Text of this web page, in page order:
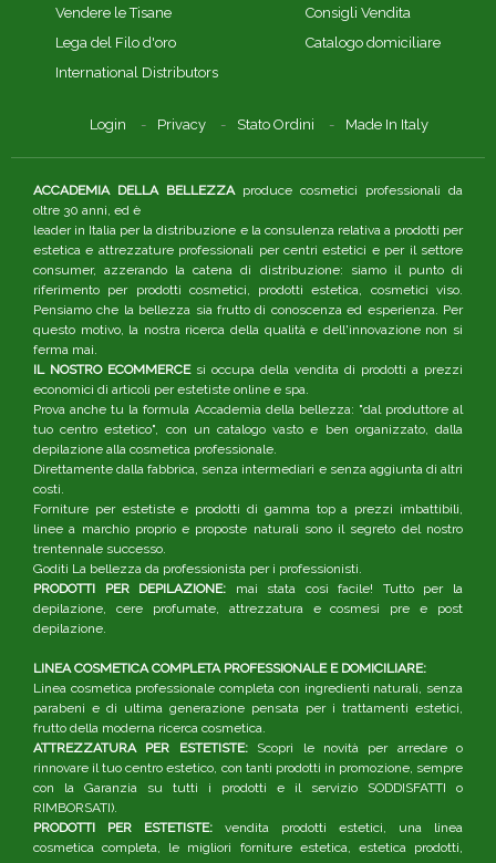
Vendere le Tisane
Lega del Filo d'oro
International Distributors
Consigli Vendita
Catalogo domiciliare
Login Privacy Stato Ordini Made In Italy
ACCADEMIA DELLA BELLEZZAproduce cosmetici professionali da
oltre 30 anni, ed è
leader in Italia per la distribuzione e la consulenza relativa a prodotti per
estetica e attrezzature professionali per centri estetici e per il settore
consumer, azzerando la catena di distribuzione: siamo il punto di
riferimento per prodotti cosmetici, prodotti estetica, cosmetici viso.
Pensiamo che la bellezza sia frutto di conoscenza ed esperienza. Per
questo motivo, la nostra ricerca della qualità e dell'innovazione non si
ferma mai.
IL NOSTRO ECOMMERCEsi occupa della vendita di prodotti a prezzi
economici di articoli per estetiste online e spa.
Prova anche tu la formula Accademia della bellezza: "dal produttore al
tuo centro estetico", con un catalogo vasto e ben organizzato, dalla
depilazione alla cosmetica professionale.
Direttamente dalla fabbrica, senza intermediari e senza aggiunta di altri
costi.
Forniture per estetiste e prodotti di gamma top a prezzi imbattibili,
linee a marchio proprio e proposte naturali sono il segreto del nostro
trentennale successo.
Goditi La bellezza da professionista per i professionisti.
PRODOTTI PER DEPILAZIONE: mai stata così facile! Tutto per la
depilazione, cere profumate, attrezzatura e cosmesi pre e post
depilazione.
LINEA COSMETICA COMPLETA PROFESSIONALE E DOMICILIARE:
Linea cosmetica professionale completa con ingredienti naturali, senza
parabeni e di ultima generazione pensata per i trattamenti estetici,
frutto della moderna ricerca cosmetica.
ATTREZZATURA PER ESTETISTE:Scopri le novità per arredare o
rinnovare il tuo centro estetico, con tanti prodotti in promozione, sempre
con la Garanzia su tutti i prodotti e il servizio SODDISFATTI o
RIMBORSATI).
PRODOTTI PER ESTETISTE: vendita prodotti estetici, una linea
cosmetica completa, le migliori forniture estetica, estetica prodotti,